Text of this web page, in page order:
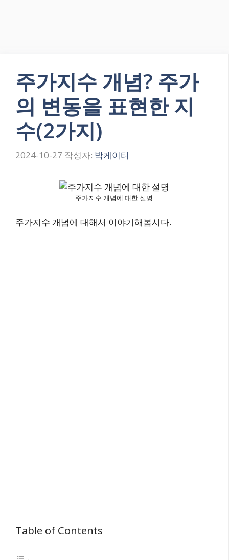
주가지수 개념? 주가
의 변동을 표현한 지
수(2가지)
2024-10-27 작성자: 박케이티
주가지수 개념에 대한 설명
주가지수 개념에 대해서 이야기해봅시다.
Table of Contents